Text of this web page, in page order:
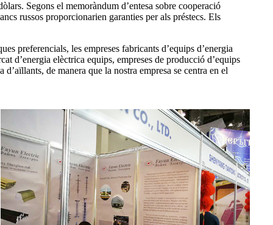
Segons el memoràndum d’entesa sobre cooperació
russos proporcionarien garanties per als préstecs. Els
preferencials, les empreses fabricants d’equips d’energia
d’energia elèctrica equips, empreses de producció d’equips
de manera que la nostra empresa se centra en el